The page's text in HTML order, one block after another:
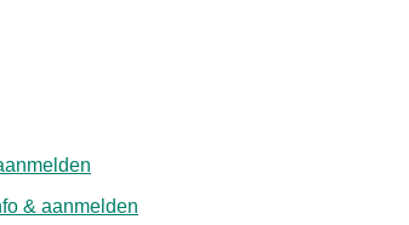
& aanmelden